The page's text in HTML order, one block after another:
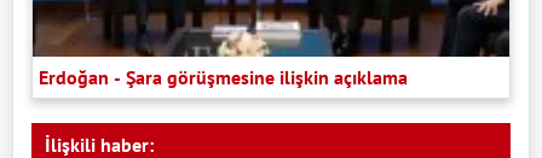
Erdoğan - Şara görüşmesine ilişkin açıklama
İlişkili haber: